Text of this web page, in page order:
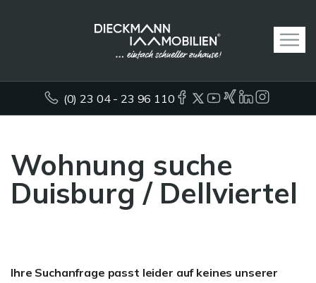
(0) 23 04 - 23 96 110
Wohnung suche
Duisburg / Dellviertel
Ihre Suchanfrage passt leider auf keines unserer